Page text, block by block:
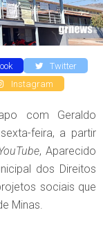
Twitter
Instagram
com Geraldo
feira, a partir
, Aparecido
dos Direitos
sociais que
Minas.